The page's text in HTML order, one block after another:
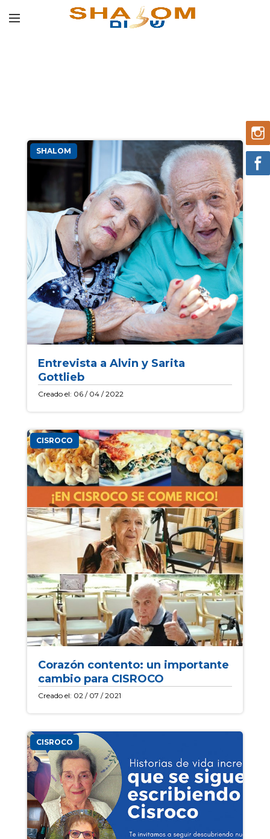
SHALOM
Entrevista a Alvin y Sarita
Gottlieb
Creado el: 06 / 04 / 2022
CISROCO
Corazón contento: un importante
cambio para CISROCO
Creado el: 02 / 07 / 2021
CISROCO